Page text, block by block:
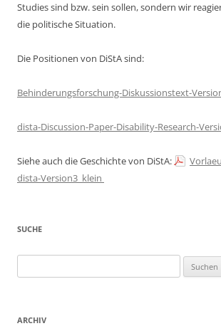
Studies sind bzw. sein sollen, sondern wir
die politische Situation.
Die Positionen von DiStA sind:
Behinderungsforschung-Diskussionstext-
dista-Discussion-Paper-Disability-Research-
Siehe auch die Geschichte von DiStA:
dista-Version3_klein
SUCHE
nach:
ARCHIV